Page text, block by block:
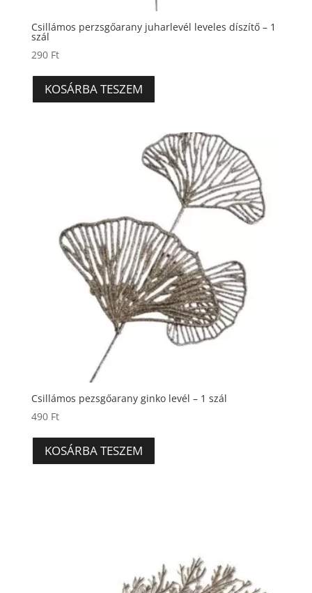
Csillámos perzsgőarany juharlevél leveles díszítő – 1
szál
290 Ft
KOSÁRBA TESZEM
Csillámos pezsgőarany ginko levél – 1 szál
490 Ft
KOSÁRBA TESZEM